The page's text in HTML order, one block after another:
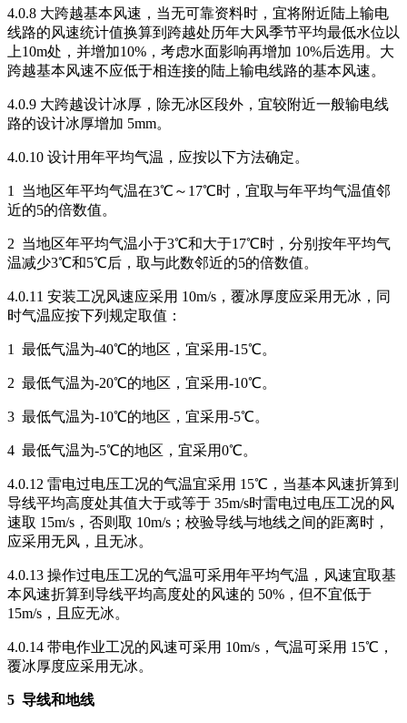
4.0.8 大跨越基本风速，当无可靠资料时，宜将附近陆上输电
线路的风速统计值换算到跨越处历年大风季节平均最低水位以
上10m处，并增加10%，考虑水面影响再增加 10%后选用。大
跨越基本风速不应低于相连接的陆上输电线路的基本风速。
4.0.9 大跨越设计冰厚，除无冰区段外，宜较附近一般输电线
路的设计冰厚增加 5mm。
4.0.10 设计用年平均气温，应按以下方法确定。
1 当地区年平均气温在3℃～17℃时，宜取与年平均气温值邻
近的5的倍数值。
2 当地区年平均气温小于3℃和大于17℃时，分别按年平均气
温减少3℃和5℃后，取与此数邻近的5的倍数值。
4.0.11 安装工况风速应采用 10m/s，覆冰厚度应采用无冰，同
时气温应按下列规定取值：
1 最低气温为-40℃的地区，宜采用-15℃。
2 最低气温为-20℃的地区，宜采用-10℃。
3 最低气温为-10℃的地区，宜采用-5℃。
4 最低气温为-5℃的地区，宜采用0℃。
4.0.12 雷电过电压工况的气温宜采用 15℃，当基本风速折算到
导线平均高度处其值大于或等于 35m/s时雷电过电压工况的风
速取 15m/s，否则取 10m/s；校验导线与地线之间的距离时，
应采用无风，且无冰。
4.0.13 操作过电压工况的气温可采用年平均气温，风速宜取基
本风速折算到导线平均高度处的风速的 50%，但不宜低于
15m/s，且应无冰。
4.0.14 带电作业工况的风速可采用 10m/s，气温可采用 15℃，
覆冰厚度应采用无冰。
5 导线和地线